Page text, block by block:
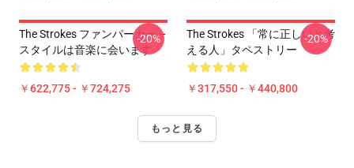
The Strokes ファンパーカー –
スタイルは音楽に会います
￥622,775 - ￥724,275
-20%
The Strokes 「常に正しいと考
える人」タペストリー
￥317,550 - ￥440,800
-20%
もっと見る